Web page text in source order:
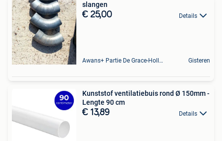
slangen
€ 25,00 Details
Awans+ Partie De Grace-Hollogne Gisteren
Kunststof ventilatiebuis rond Ø 150mm -
Lengte 90 cm
€ 13,89 Details